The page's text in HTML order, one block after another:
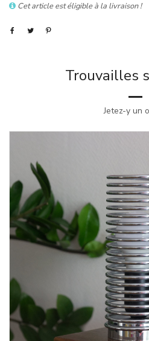
Cet article est éligible à la livraison !
Trouvailles
Jetez-y un